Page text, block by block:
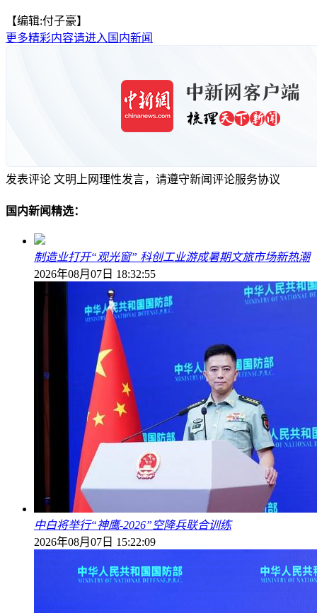
【编辑:付子豪】
更多精彩内容请进入国内新闻
发表评论 文明上网理性发言，请遵守新闻评论服务协议
国内新闻精选：
制造业打开“观光窗” 科创工业游成暑期文旅市场新热潮
2026年08月07日 18:32:55
中白将举行“神鹰-2026”空降兵联合训练
2026年08月07日 15:22:09